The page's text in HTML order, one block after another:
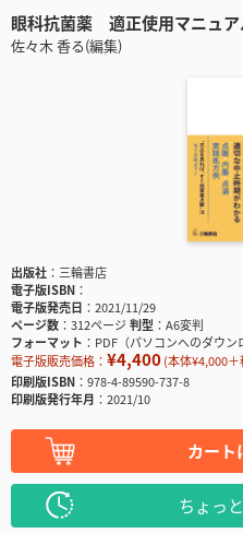
眼科抗菌薬 適正使用マニュア
佐々木 香る(編集)
出版社
三輪書店
電子版ISBN
電子版発売日
2021/11/29
ページ数
312ページ判型
A6変判
フォーマット
PDF（パソコンへのダウン
電子版販売価格： ¥4,400(本体¥4,000
印刷版ISBN
978-4-89590-737-8
印刷版発行年月
2021/10
カート
ちょっ